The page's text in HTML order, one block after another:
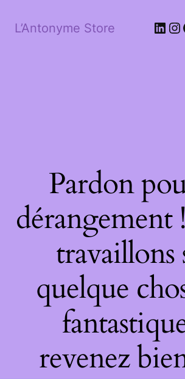
L’Antonyme Store
Pardon
dérangement
travaillons
quelque
revenez